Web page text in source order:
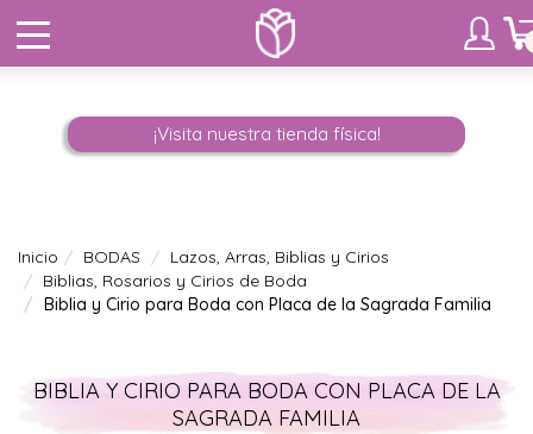
¡Visita nuestra tienda física!
Inicio BODAS
Lazos, Arras, Biblias y Cirios
Biblias, Rosarios y Cirios de Boda
Biblia y Cirio para Boda con Placa de la Sagrada Familia
BIBLIA Y CIRIO PARA BODA CON PLACA DE LA
SAGRADA FAMILIA